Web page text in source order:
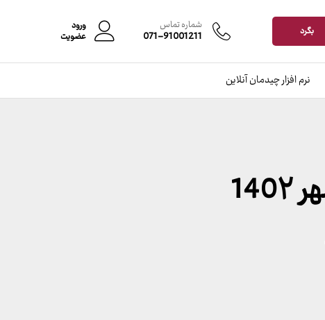
بگرد شماره تماس
071-91001211
ورود
عضویت
نرم افزار چیدمان آنلاین